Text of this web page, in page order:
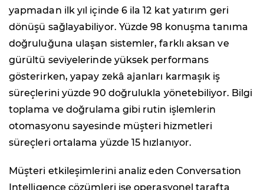
yapmadan ilk yıl içinde 6 ila 12 kat yatırım geri
dönüşü sağlayabiliyor. Yüzde 98 konuşma tanıma
doğruluğuna ulaşan sistemler, farklı aksan ve
gürültü seviyelerinde yüksek performans
gösterirken, yapay zekâ ajanları karmaşık iş
süreçlerini yüzde 90 doğrulukla yönetebiliyor. Bilgi
toplama ve doğrulama gibi rutin işlemlerin
otomasyonu sayesinde müşteri hizmetleri
süreçleri ortalama yüzde 15 hızlanıyor.
Müşteri etkileşimlerini analiz eden Conversation
Intelligence çözümleri ise operasyonel tarafta